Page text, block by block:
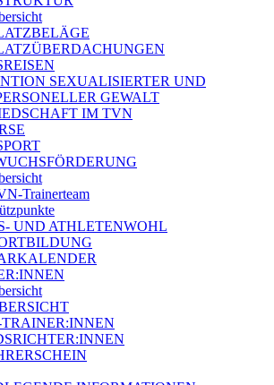
SEXUALISIERTER UND
GEWALT
IM TVN
Trainerteam
UND ATHLETENWOHL
TRAINER:INNEN